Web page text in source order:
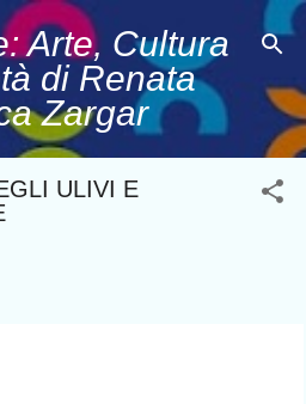
contenuti principali
Arte, Cultura
di Renata
Zargar
ULIVI E